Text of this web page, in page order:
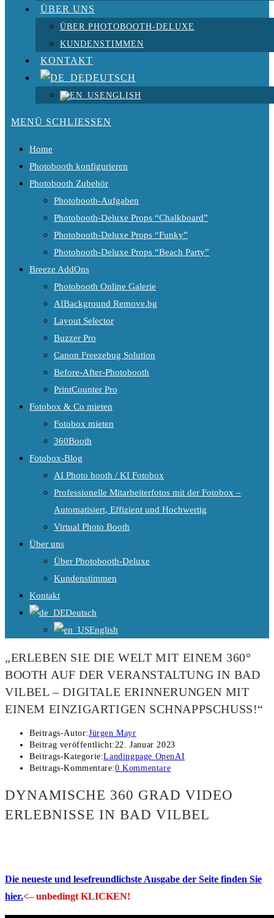
ÜBER UNS
ÜBER PHOTOBOOTH-DELUXE
KUNDENSTIMMEN
KONTAKT
DEUTSCH
ENGLISH
MENÜ SCHLIESSEN
Home
Photobooth konfigurieren
Photobooth Zubehör
Photobooth-Aufgaben
Photobooth-Deluxe Props “Chalkboard”
Photobooth-Deluxe Props “Funky”
Photobooth-Deluxe Props “Beach Party”
Breeze AddOns
Photobooth Online Galerie
AIBackground Remove.bg
Layout Selector
Buzzer Pro
Canon Freezebug Solution
Before-After-Photobooth
PrintCounter Pro
Fotobox & Co mieten
Fotobox mieten
360Booth
Fotobox-Blog
AI Photo booth / KI Fotobox
Professionelle Mitarbeiterfotos mit der Fotobox –
Automatisiert, Effizient und Hochwertig
Virtual Photo Booth
Über uns
Über Photobooth-Deluxe
Kundenstimmen
Kontakt
Deutsch
English
„ERLEBEN SIE DIE WELT MIT EINEM 360°
BOOTH AUF DER VERANSTALTUNG IN BAD
VILBEL – DIGITALE ERINNERUNGEN MIT
EINEM EINZIGARTIGEN SCHNAPPSCHUSS!“
Beitrags-Autor:Jürgen Mayr
Beitrag veröffentlicht:22. Januar 2023
Beitrags-Kategorie:Landingpage OpenAI
Beitrags-Kommentare:0 Kommentare
DYNAMISCHE 360 GRAD VIDEO
ERLEBNISSE IN BAD VILBEL
Die neueste und lesefreundlichste Ausgabe der Seite finden Sie
hier.<– unbedingt KLICKEN!